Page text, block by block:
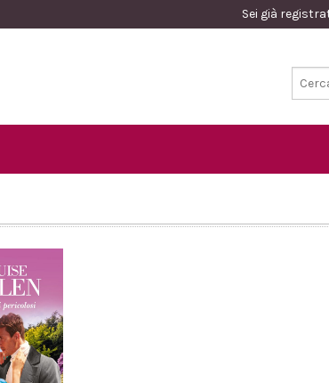
Sei già